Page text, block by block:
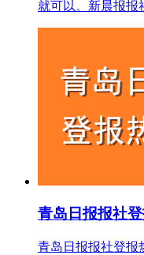
就可以。新晨报报
青岛日报报社
青岛日报报社登报